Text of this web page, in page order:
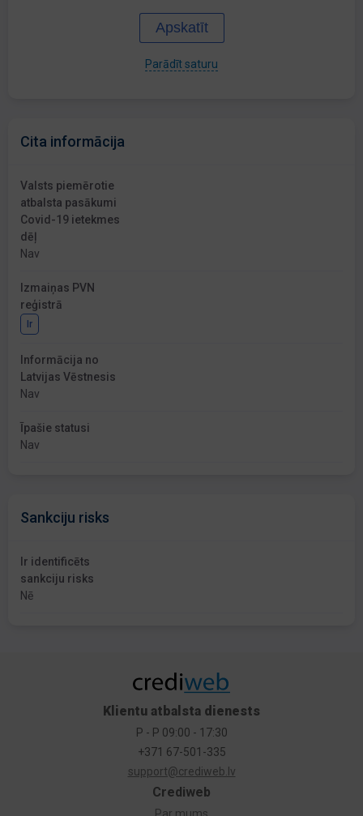
Apskatīt
Parādīt saturu
Cita informācija
Valsts piemērotie
atbalsta pasākumi
Covid-19 ietekmes
dēļ
Nav
Izmaiņas PVN
reģistrā
Ir
Informācija no
Latvijas Vēstnesis
Nav
Īpašie statusi
Nav
Sankciju risks
Ir identificēts
sankciju risks
Nē
Crediweb
Klientu atbalsta dienests
P - P 09:00 - 17:30
+371 67-501-335
support@crediweb.lv